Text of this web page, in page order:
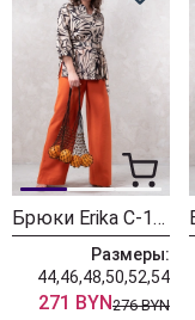
Брюки Erika С-145-2 кирпичный
Размеры:
44,46,48,50,52,54
271 BYN276 BYN